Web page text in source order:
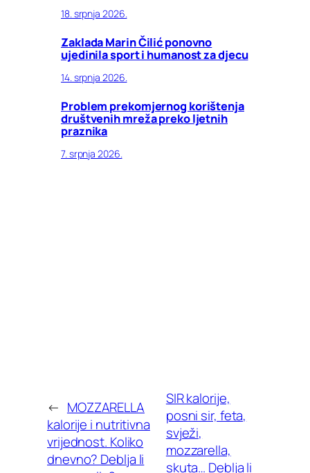
18. srpnja 2026.
Zaklada Marin Čilić ponovno
ujedinila sport i humanost za djecu
14. srpnja 2026.
Problem prekomjernog korištenja
društvenih mreža preko ljetnih
praznika
7. srpnja 2026.
← MOZZARELLA
kalorije i nutritivna
vrijednost. Koliko
dnevno? Deblja li
SIR kalorije,
posni sir, feta,
svježi,
mozzarella,
skuta… Deblja li